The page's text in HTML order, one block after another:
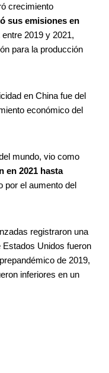
crecimiento
sus emisiones en
entre 2019 y 2021,
para la producción
en China fue del
económico del
mundo, vio como
en 2021 hasta
por el aumento del
registraron una
Unidos fueron
de 2019,
inferiores en un